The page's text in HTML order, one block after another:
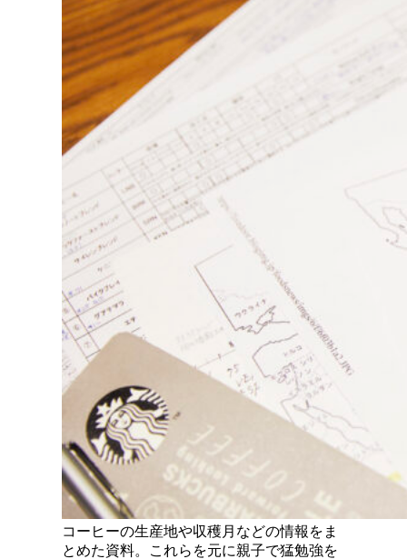
コーヒーの生産地や収穫月などの情報をま
とめた資料。これらを元に親子で猛勉強を